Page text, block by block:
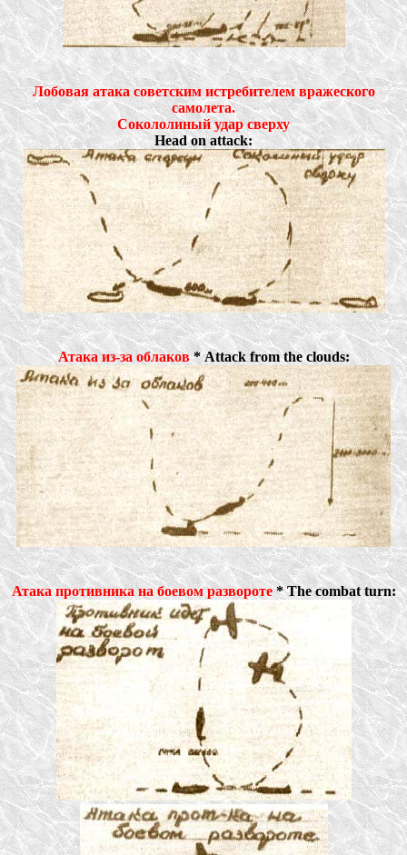
Лобовая атака советским истребителем вражеского
самолета.
Сокололиный удар сверху
Head on attack:
Атака из-за облаков* Attack from the clouds:
Атака противника на боевом развороте* The combat turn: